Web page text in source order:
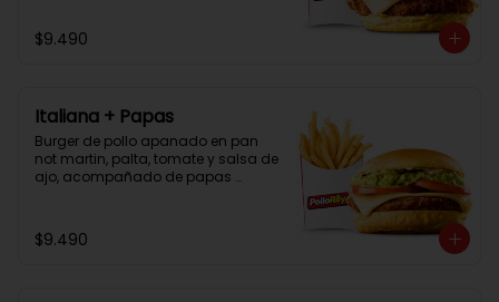
$9.490
Italiana + Papas
Burger de pollo apanado en pan
not martin, palta, tomate y salsa de
ajo, acompañado de papas
$9.490